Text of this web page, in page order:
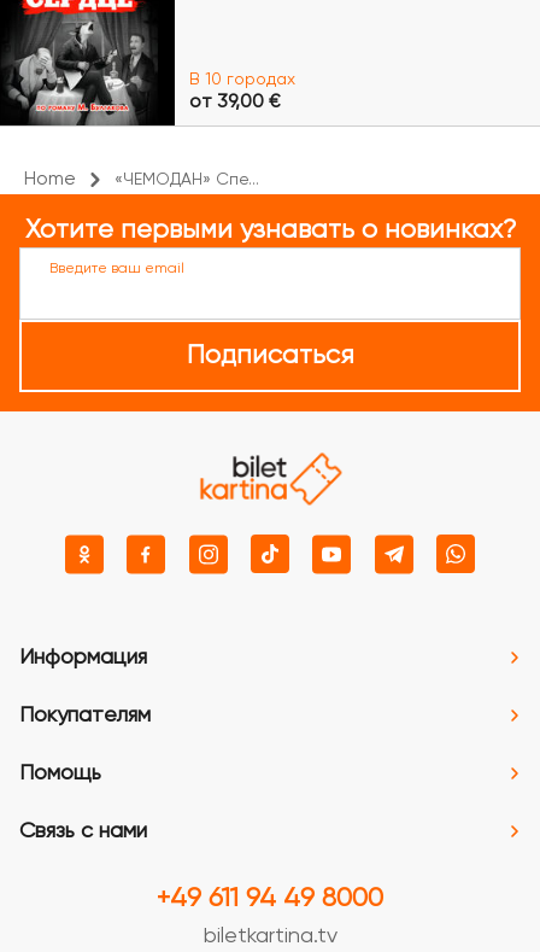
В 10 городах
от 39,00 €
Home «ЧЕМОДАН» Спе...
Хотите первыми узнавать о новинках?
Введите ваш email
Подписаться
Информация
Покупателям
Помощь
Связь с нами
+49 611 94 49 8000
biletkartina.tv